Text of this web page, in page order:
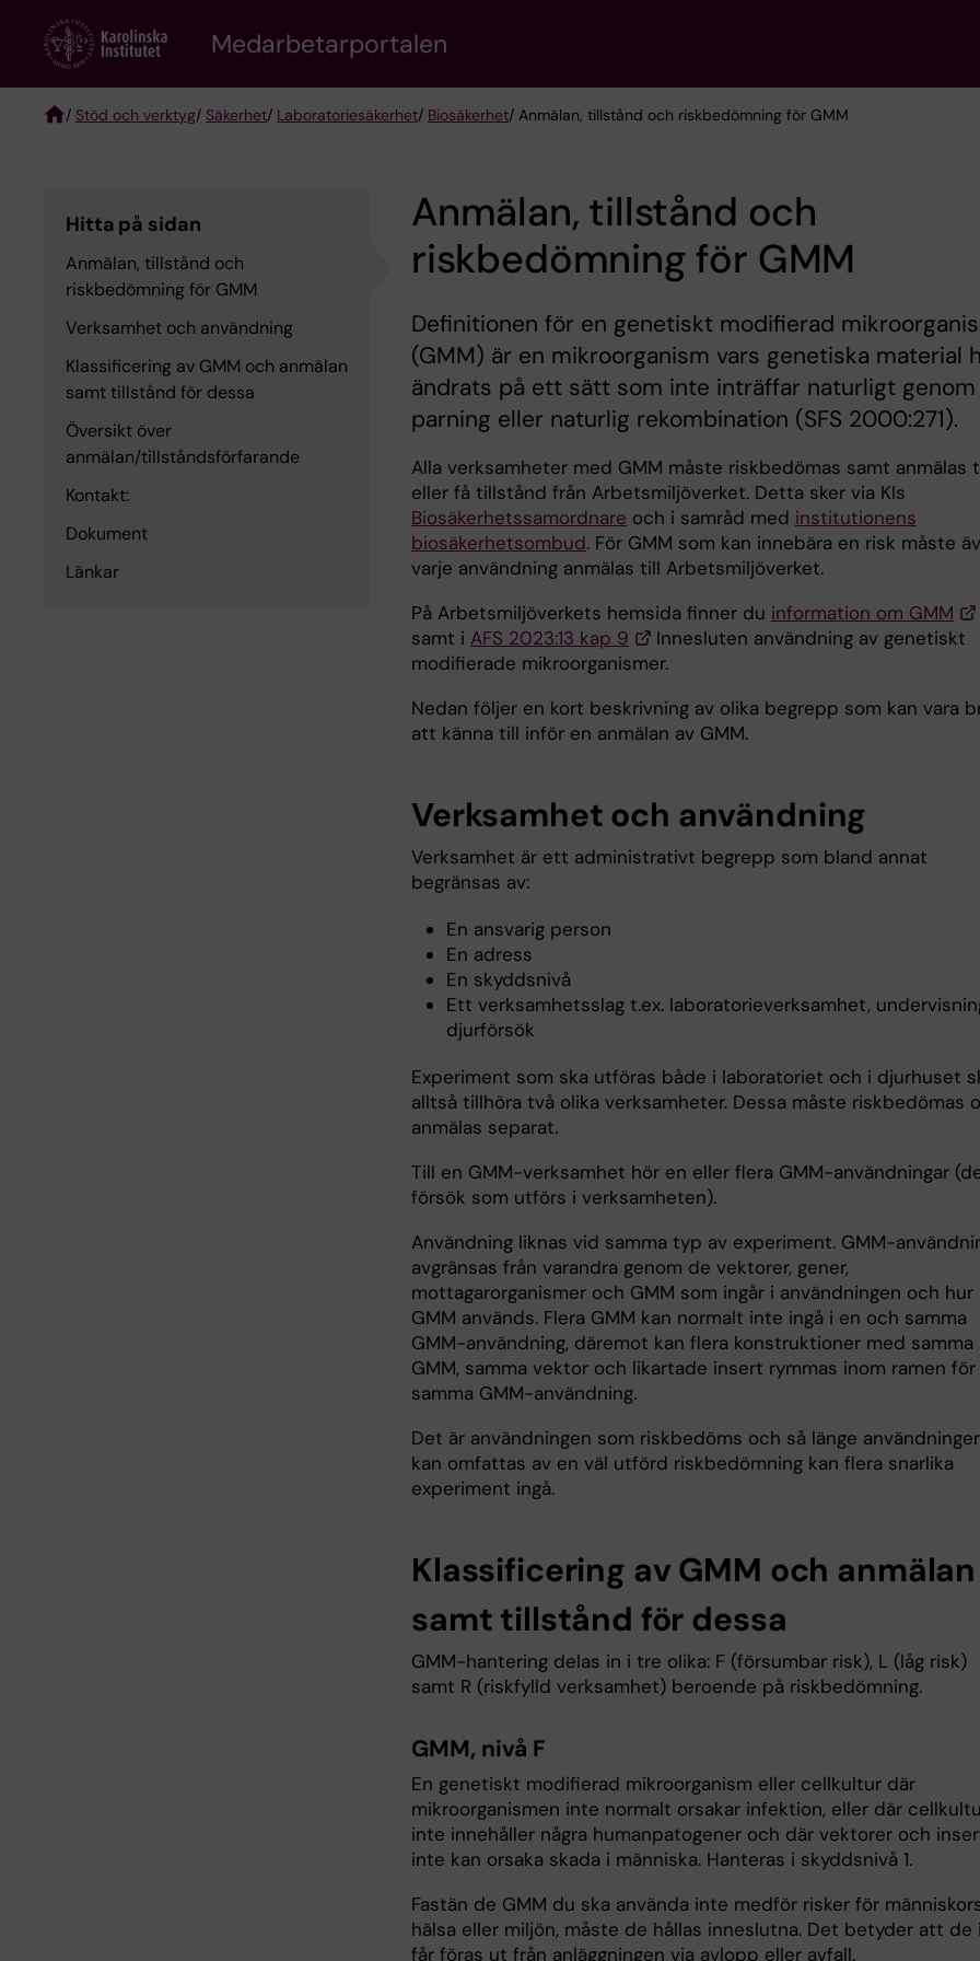
content
Medarbetarportalen
/ Stöd och verktyg/ Säkerhet/ Laboratoriesäkerhet/ Biosäkerhet/ Anmälan, tillstånd och riskbedömning för GMM
Hitta på sidan
Anmälan, tillstånd och
riskbedömning för GMM
Verksamhet och användning
Klassificering av GMM och anmälan
samt tillstånd för dessa
Översikt över
anmälan/tillståndsförfarande
Kontakt:
Dokument
Länkar
Anmälan, tillstånd och
riskbedömning för GMM
Definitionen för en genetiskt modifierad
(GMM) är en mikroorganism vars genetiska material
ändrats på ett sätt som inte inträffar naturligt genom
parning eller naturlig rekombination (SFS 2000:271).
Alla verksamheter med GMM måste riskbedömas samt anmälas
eller få tillstånd från Arbetsmiljöverket. Detta sker via KIs
Biosäkerhetssamordnare och i samråd med institutionens
biosäkerhetsombud. För GMM som kan innebära en risk måste
varje användning anmälas till Arbetsmiljöverket.
På Arbetsmiljöverkets hemsida finner du information om GMM
samt i AFS 2023:13 kap 9
Innesluten användning av genetiskt
modifierade mikroorganismer.
Nedan följer en kort beskrivning av olika begrepp som kan vara
att känna till inför en anmälan av GMM.
Verksamhet och användning
Verksamhet är ett administrativt begrepp som bland annat
begränsas av:
En ansvarig person
En adress
En skyddsnivå
Ett verksamhetsslag t.ex. laboratorieverksamhet,
djurförsök
Experiment som ska utföras både i laboratoriet och i djurhuset
alltså tillhöra två olika verksamheter. Dessa måste riskbedömas
anmälas separat.
Till en GMM-verksamhet hör en eller flera GMM-användningar
försök som utförs i verksamheten).
Användning liknas vid samma typ av experiment. GMM-
avgränsas från varandra genom de vektorer, gener,
mottagarorganismer och GMM som ingår i användningen och hur
GMM används. Flera GMM kan normalt inte ingå i en och samma
GMM-användning, däremot kan flera konstruktioner med samma
GMM, samma vektor och likartade insert rymmas inom ramen för
samma GMM-användning.
Det är användningen som riskbedöms och så länge
kan omfattas av en väl utförd riskbedömning kan flera snarlika
experiment ingå.
Klassificering av GMM och anmälan
samt tillstånd för dessa
GMM-hantering delas in i tre olika: F (försumbar risk), L (låg risk)
samt R (riskfylld verksamhet) beroende på riskbedömning.
GMM, nivå F
En genetiskt modifierad mikroorganism eller cellkultur där
mikroorganismen inte normalt orsakar infektion, eller där
inte innehåller några humanpatogener och där vektorer och
inte kan orsaka skada i människa. Hanteras i skyddsnivå 1.
Fastän de GMM du ska använda inte medför risker för
hälsa eller miljön, måste de hållas inneslutna. Det betyder att de
får föras ut från anläggningen via avlopp eller avfall.